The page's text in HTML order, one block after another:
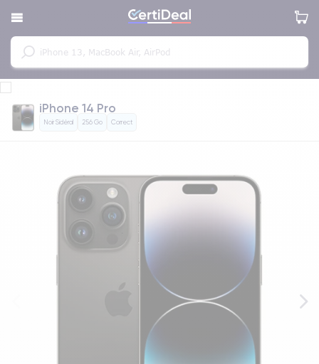
iPhone 14 Pro
Noir Sidéral 256 Go Correct